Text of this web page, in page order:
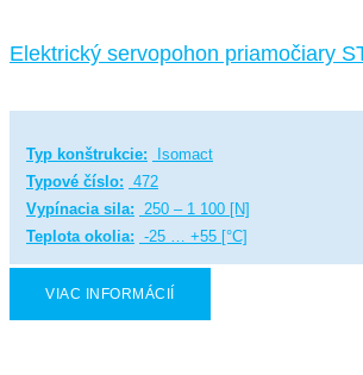
Elektrický servopohon priamočiary
Typ konštrukcie:
Isomact
Typové číslo: 472
Vypínacia sila:
250 – 1 100 [N]
Teplota okolia: -25 … +55 [°C]
VIAC INFORMÁCIÍ